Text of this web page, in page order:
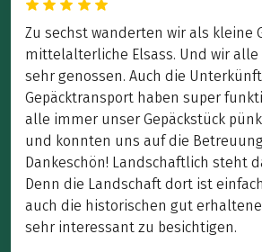
Zu sechst wanderten wir als kleine
mittelalterliche Elsass. Und wir alle
sehr genossen. Auch die
Gepäcktransport haben super
alle immer unser Gepäckstück
und konnten uns auf die
Dankeschön! Landschaftlich steht
Denn die Landschaft dort ist
auch die historischen gut
sehr interessant zu besichtigen.